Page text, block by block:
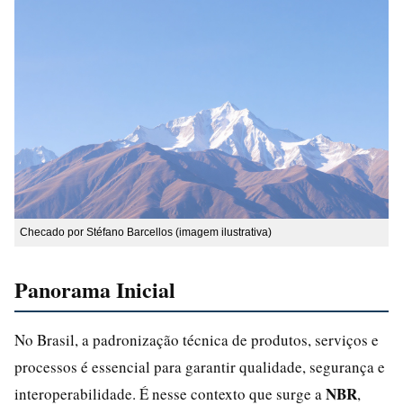
Checado por Stéfano Barcellos (imagem ilustrativa)
Panorama Inicial
No Brasil, a padronização técnica de produtos, serviços e
processos é essencial para garantir qualidade, segurança e
interoperabilidade. É nesse contexto que surge a NBR,